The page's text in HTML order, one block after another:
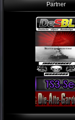
Partner